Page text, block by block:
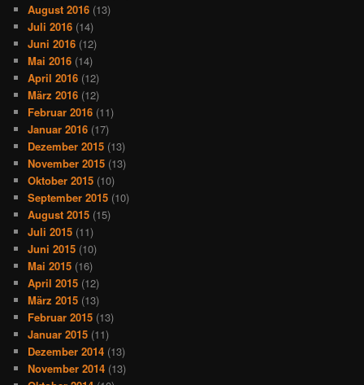
August 2016 (13)
Juli 2016 (14)
Juni 2016 (12)
Mai 2016 (14)
April 2016 (12)
März 2016 (12)
Februar 2016 (11)
Januar 2016 (17)
Dezember 2015 (13)
November 2015 (13)
Oktober 2015 (10)
September 2015 (10)
August 2015 (15)
Juli 2015 (11)
Juni 2015 (10)
Mai 2015 (16)
April 2015 (12)
März 2015 (13)
Februar 2015 (13)
Januar 2015 (11)
Dezember 2014 (13)
November 2014 (13)